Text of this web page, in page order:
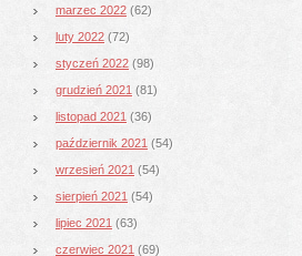
marzec 2022 (62)
luty 2022 (72)
styczeń 2022 (98)
grudzień 2021 (81)
listopad 2021 (36)
październik 2021 (54)
wrzesień 2021 (54)
sierpień 2021 (54)
lipiec 2021 (63)
czerwiec 2021 (69)